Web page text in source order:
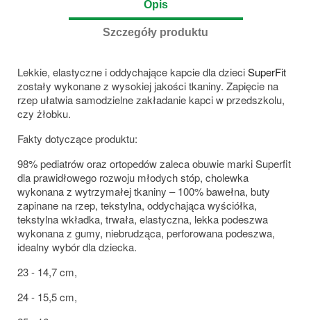
Opis
Szczegóły produktu
Lekkie, elastyczne i oddychające kapcie dla dzieciSuperFit
zostały wykonane z wysokiej jakości tkaniny. Zapięcie na
rzep ułatwia samodzielne zakładanie kapci w przedszkolu,
czy żłobku.
Fakty dotyczące produktu:
98% pediatrów oraz ortopedów zaleca obuwie marki Superfit
dla prawidłowego rozwoju młodych stóp, cholewka
wykonana z wytrzymałej tkaniny – 100% bawełna, buty
zapinane na rzep, tekstylna, oddychająca wyściółka,
tekstylna wkładka, trwała, elastyczna, lekka podeszwa
wykonana z gumy, niebrudząca, perforowana podeszwa,
idealny wybór dla dziecka.
23 - 14,7 cm,
24 - 15,5 cm,